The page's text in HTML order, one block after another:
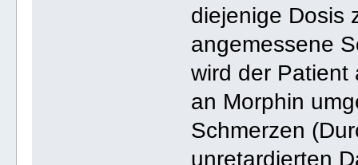
diejenige Dosis
angemessene
wird der Patient
an Morphin
Schmerzen
unretardierten